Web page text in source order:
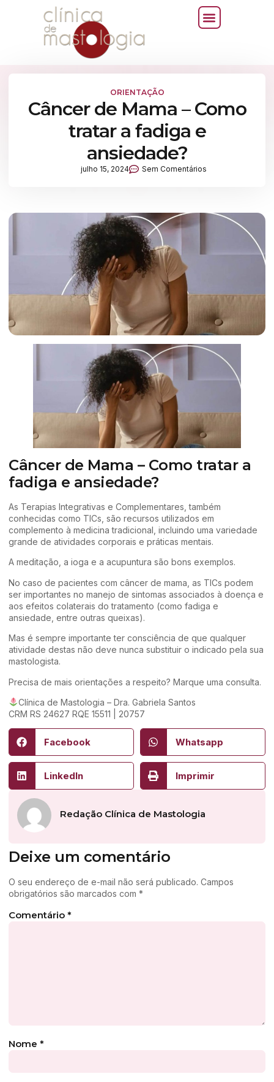
ORIENTAÇÃO
Câncer de Mama – Como
tratar a fadiga e
ansiedade?
julho 15, 2024 Sem Comentários
Câncer de Mama – Como tratar a
fadiga e ansiedade?
As Terapias Integrativas e Complementares, também
conhecidas como TICs, são recursos utilizados em
complemento à medicina tradicional, incluindo uma variedade
grande de atividades corporais e práticas mentais.
A meditação, a ioga e a acupuntura são bons exemplos.
No caso de pacientes com câncer de mama, as TICs podem
ser importantes no manejo de sintomas associados à doença e
aos efeitos colaterais do tratamento (como fadiga e
ansiedade, entre outras queixas).
Mas é sempre importante ter consciência de que qualquer
atividade destas não deve nunca substituir o indicado pela sua
mastologista.
Precisa de mais orientações a respeito? Marque uma consulta.
Clínica de Mastologia – Dra. Gabriela Santos
CRM RS 24627 RQE 15511 | 20757
Facebook Whatsapp
LinkedIn Imprimir
Redação Clínica de Mastologia
Deixe um comentário
O seu endereço de e-mail não será publicado. Campos
obrigatórios são marcados com *
Comentário *
Nome *